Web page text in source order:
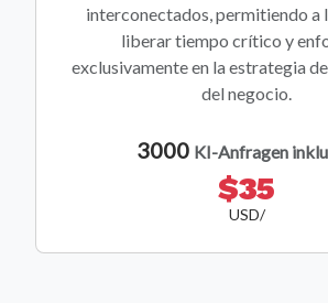
interconectados, permitiendo a
liberar tiempo crítico y
exclusivamente en la estrategia
del negocio.
3000 KI-Anfragen
$35
USD/